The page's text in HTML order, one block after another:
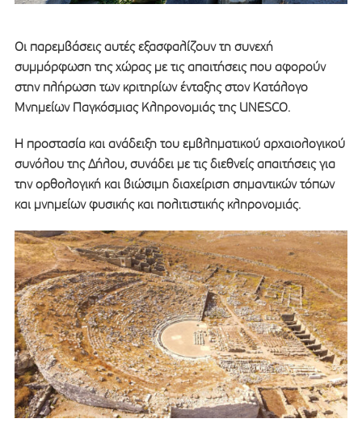
Οι παρεμβάσεις αυτές εξασφαλίζουν τη συνεχή
συμμόρφωση της χώρας με τις απαιτήσεις που αφορούν
στην πλήρωση των κριτηρίων ένταξης στον Κατάλογο
Μνημείων Παγκόσμιας Κληρονομιάς της UNESCO.
Η προστασία και ανάδειξη του εμβληματικού αρχαιολογικού
συνόλου της Δήλου, συνάδει με τις διεθνείς απαιτήσεις για
την ορθολογική και βιώσιμη διαχείριση σημαντικών τόπων
και μνημείων φυσικής και πολιτιστικής κληρονομιάς.